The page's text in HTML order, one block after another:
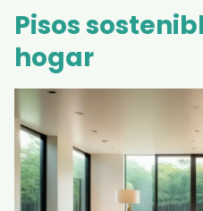
Pisos
hogar